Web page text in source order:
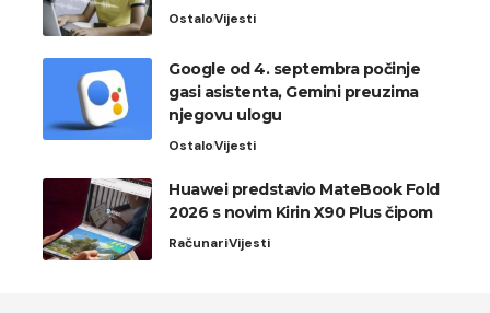
OstaloVijesti
Google od 4. septembra počinje
gasi asistenta, Gemini preuzima
njegovu ulogu
OstaloVijesti
Huawei predstavio MateBook Fold
2026 s novim Kirin X90 Plus čipom
RačunariVijesti